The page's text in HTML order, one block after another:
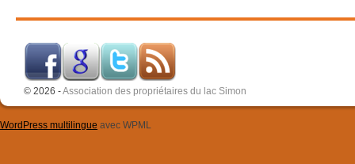
© 2026 -Association des propriétaires du lac Simon
WordPress multilingue avec WPML